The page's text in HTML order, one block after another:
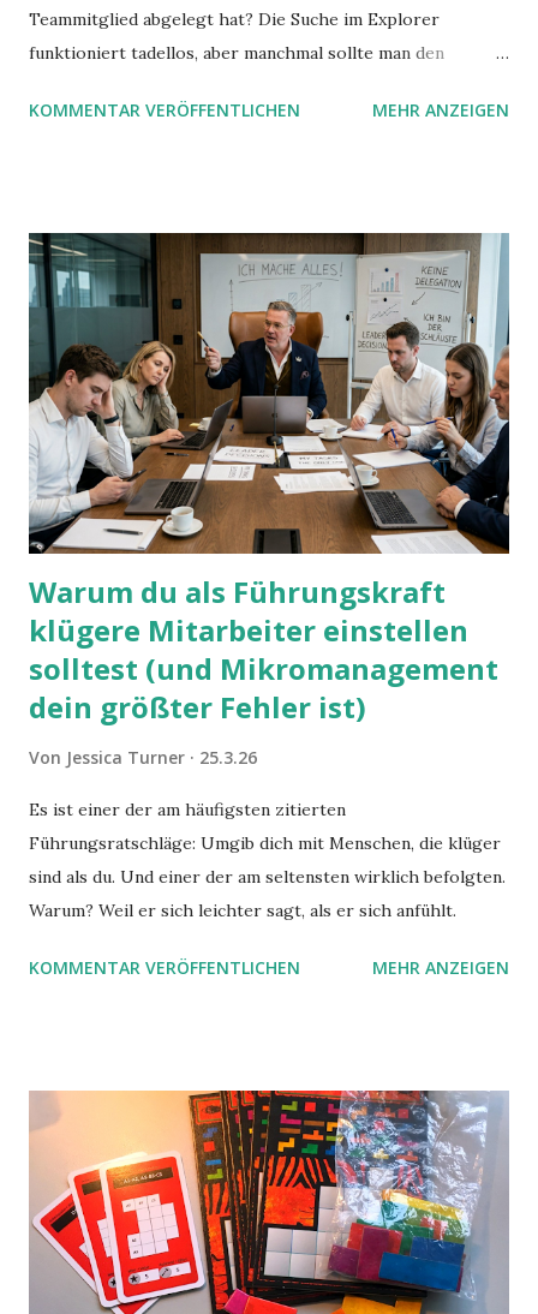
Teammitglied abgelegt hat? Die Suche im Explorer
funktioniert tadellos, aber manchmal sollte man den
mit UND oder ODER oder NICHT... Das geht so einfach,
KOMMENTAR VERÖFFENTLICHEN MEHR ANZEIGEN
Warum du als Führungskraft
klügere Mitarbeiter einstellen
solltest (und Mikromanagement
dein größter Fehler ist)
Von Jessica Turner 25.3.26
Es ist einer der am häufigsten zitierten
Führungsratschläge: Umgib dich mit Menschen, die klüger
sind als du. Und einer der am seltensten wirklich befolgten.
Warum? Weil er sich leichter sagt, als er sich anfühlt.
KOMMENTAR VERÖFFENTLICHEN MEHR ANZEIGEN